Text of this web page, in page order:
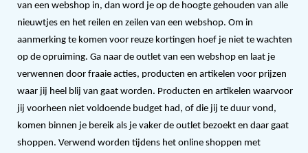
van een webshop in, dan word je op de hoogte gehouden van alle
nieuwtjes en het reilen en zeilen van een webshop. Om in
aanmerking te komen voor reuze kortingen hoef je niet te wachten
op de opruiming. Ga naar de outlet van een webshop en laat je
verwennen door fraaie acties, producten en artikelen voor prijzen
waar jij heel blij van gaat worden. Producten en artikelen waarvoor
jij voorheen niet voldoende budget had, of die jij te duur vond,
komen binnen je bereik als je vaker de outlet bezoekt en daar gaat
shoppen. Verwend worden tijdens het online shoppen met